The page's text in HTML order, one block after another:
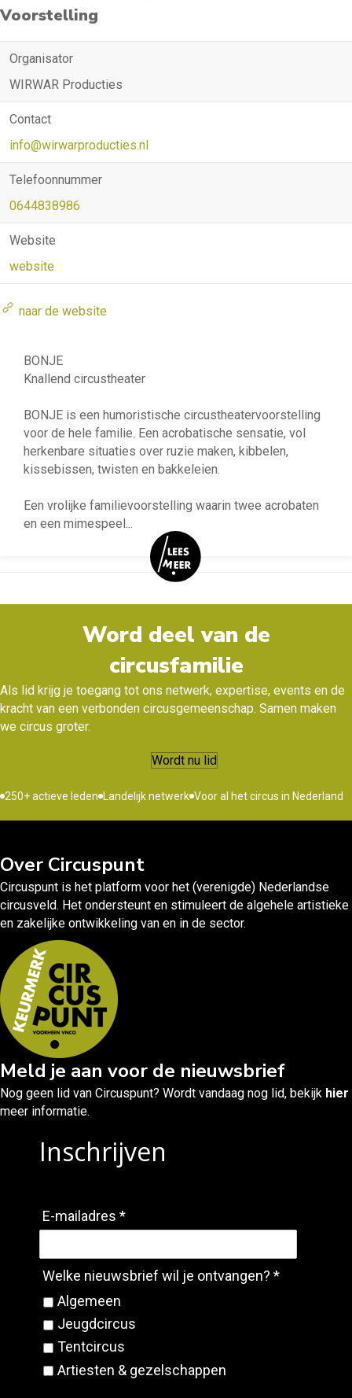
Voorstelling
Organisator
WIRWAR Producties
Contact
info@wirwarproducties.nl
Telefoonnummer
0644838986
Website
website
naar de website
BONJE
Knallend circustheater
BONJE is een humoristische circustheatervoorstelling
voor de hele familie. Een acrobatische sensatie, vol
herkenbare situaties over ruzie maken, kibbelen,
kissebissen, twisten en bakkeleien.
Een vrolijke familievoorstelling waarin twee acrobaten
en een mimespeel
Word deel van de
circusfamilie
Als lid krijg je toegang tot ons netwerk, expertise, events en de
kracht van een verbonden circusgemeenschap. Samen maken
we circus groter.
Wordt nu lid
250+ actieve leden Landelijk netwerk Voor al het circus in Nederland
Over Circuspunt
Circuspunt is het platform voor het (verenigde) Nederlandse
circusveld. Het ondersteunt en stimuleert de algehele artistieke
en zakelijke ontwikkeling van en in de sector.
Meld je aan voor de nieuwsbrief
Nog geen lid van Circuspunt? Wordt vandaag nog lid, bekijk hier
meer informatie.
Inschrijven
E-mailadres *
Welke nieuwsbrief wil je ontvangen? *
Algemeen
Jeugdcircus
Tentcircus
Artiesten & gezelschappen